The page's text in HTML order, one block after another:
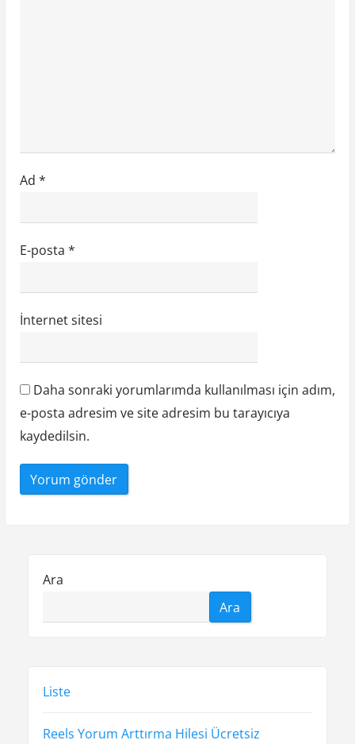
Ad *
E-posta *
İnternet sitesi
Daha sonraki yorumlarımda kullanılması için adım,
e-posta adresim ve site adresim bu tarayıcıya
kaydedilsin.
Ara
Ara
Liste
Reels Yorum Arttırma Hilesi Ücretsiz